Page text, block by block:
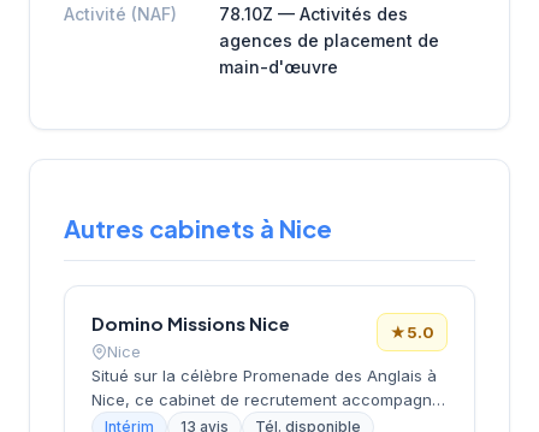
Activité (NAF)
78.10Z — Activités des
agences de placement de
main-d'œuvre
Autres cabinets à Nice
Domino Missions Nice
Nice
★5.0
Situé sur la célèbre Promenade des Anglais à
Nice, ce cabinet de recrutement accompagne
les entreprises locales dans leurs recherches
Intérim 13 avis
Tél. disponible